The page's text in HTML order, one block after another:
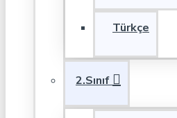
Türkçe
2.Sınıf